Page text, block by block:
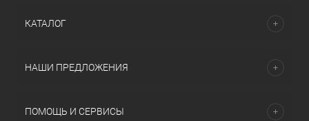
КАТАЛОГ
НАШИ ПРЕДЛОЖЕНИЯ
ПОМОЩЬ И СЕРВИСЫ